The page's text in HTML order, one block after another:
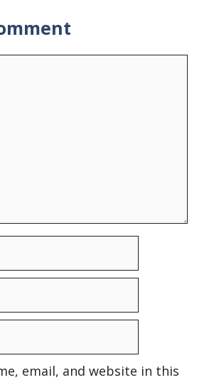
email, and website in this